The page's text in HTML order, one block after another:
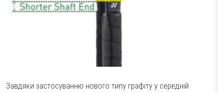
Завдяки застосуванню нового типу графіту у середній